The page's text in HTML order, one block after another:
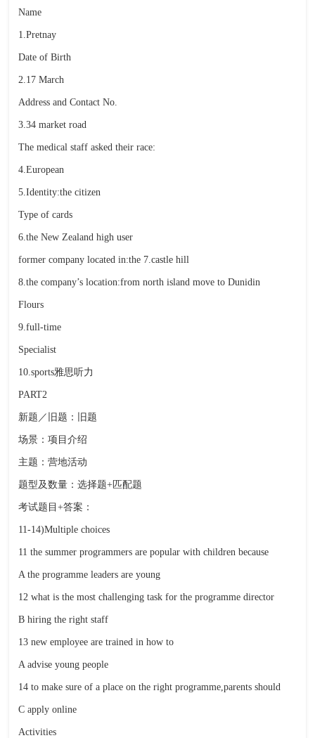
Name
1.Pretnay
Date of Birth
2.17 March
Address and Contact No.
3.34 market road
The medical staff asked their race:
4.European
5.Identity:the citizen
Type of cards
6.the New Zealand high user
former company located in:the 7.castle hill
8.the company’s location:from north island move to Dunidin
Flours
9.full-time
Specialist
10.sports雅思听力
PART2
新题／旧题：旧题
场景：项目介绍
主题：营地活动
题型及数量：选择题+匹配题
考试题目+答案：
11-14)Multiple choices
11 the summer programmers are popular with children because
A the programme leaders are young
12 what is the most challenging task for the programme director
B hiring the right staff
13 new employee are trained in how to
A advise young people
14 to make sure of a place on the right programme,parents should
C apply online
Activities